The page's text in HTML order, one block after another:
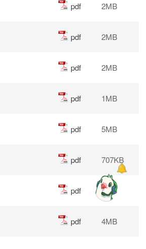
pdf 2MB
pdf 2MB
pdf 2MB
pdf 1MB
pdf 5MB
pdf 707KB
pdf 4MB
pdf 4MB